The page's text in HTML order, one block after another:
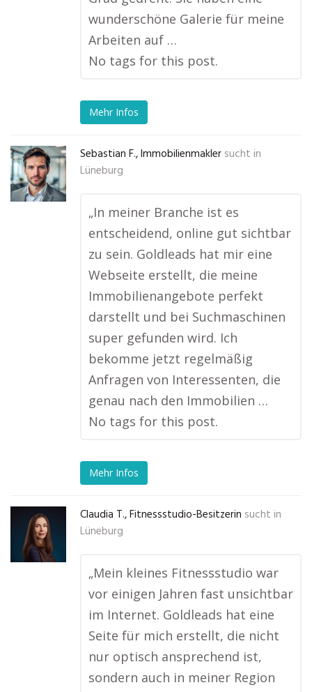
wunderschöne Galerie für meine
Arbeiten auf …
No tags for this post.
Mehr Infos
Sebastian F., Immobilienmakler sucht in
Lüneburg
„In meiner Branche ist es
entscheidend, online gut sichtbar
zu sein. Goldleads hat mir eine
Webseite erstellt, die meine
Immobilienangebote perfekt
darstellt und bei Suchmaschinen
super gefunden wird. Ich
bekomme jetzt regelmäßig
Anfragen von Interessenten, die
genau nach den Immobilien …
No tags for this post.
Mehr Infos
Claudia T., Fitnessstudio-Besitzerin sucht in
Lüneburg
„Mein kleines Fitnessstudio war
vor einigen Jahren fast unsichtbar
im Internet. Goldleads hat eine
Seite für mich erstellt, die nicht
nur optisch ansprechend ist,
sondern auch in meiner Region